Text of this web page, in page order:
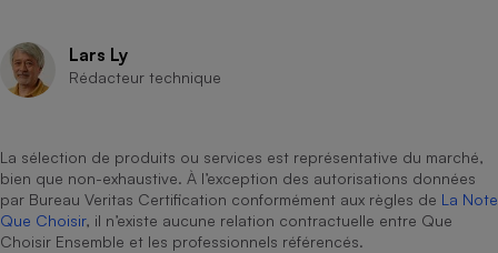
Lars Ly
Rédacteur technique
La sélection de produits ou services est représentative du marché,
bien que non-exhaustive. À l’exception des autorisations données
par Bureau Veritas Certification conformément aux règles de La Note
Que Choisir, il n’existe aucune relation contractuelle entre Que
Choisir Ensemble et les professionnels référencés.